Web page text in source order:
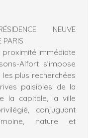
NEUVE
PARIS
proximité immédiate
Alfort s’impose
plus recherchées
paisibles de la
la capitale, la ville
conjuguant
nature et